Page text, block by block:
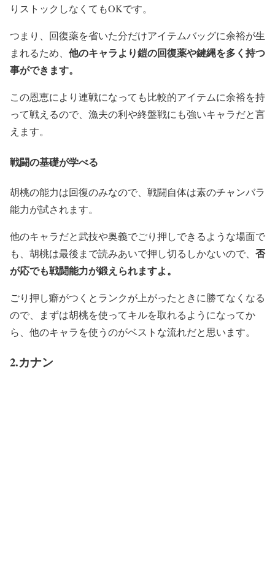
りストックしなくてもOKです。
つまり、回復薬を省いた分だけアイテムバッグに余裕が生
まれるため、 他のキャラより鎧の回復薬や鍵縄を多く持つ
事ができます。
この恩恵により連戦になっても比較的アイテムに余裕を持
って戦えるので、漁夫の利や終盤戦にも強いキャラだと言
えます。
戦闘の基礎が学べる
胡桃の能力は回復のみなので、戦闘自体は素のチャンバラ
能力が試されます。
他のキャラだと武技や奥義でごり押しできるような場面で
も、胡桃は最後まで読みあいで押し切るしかないので、 否
が応でも戦闘能力が鍛えられますよ。
ごり押し癖がつくとランクが上がったときに勝てなくなる
ので、まずは胡桃を使ってキルを取れるようになってか
ら、他のキャラを使うのがベストな流れだと思います。
2.カナン